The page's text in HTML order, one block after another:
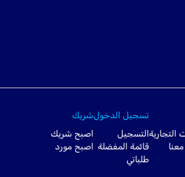
التجارية
تسجيل الدخول
التسجيل
قائمة المفضلة
طلباتي
شريك
اصبح شريك
اصبح مورد